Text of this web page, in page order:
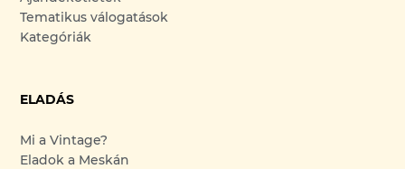
Tematikus válogatások
Kategóriák
ELADÁS
Mi a Vintage?
Eladok a Meskán